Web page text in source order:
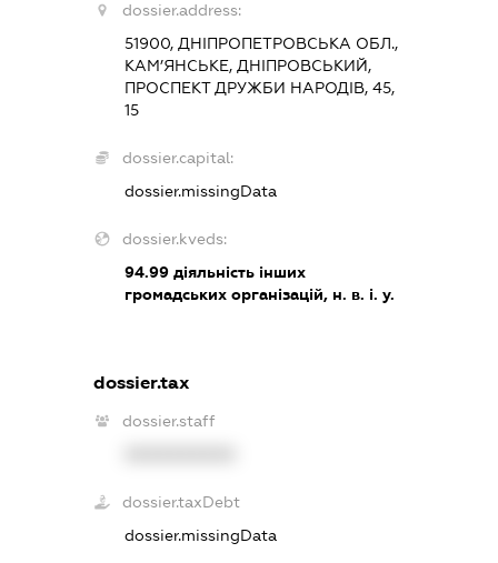
dossier.address:
51900, ДНІПРОПЕТРОВСЬКА ОБЛ.,
КАМ’ЯНСЬКЕ, ДНІПРОВСЬКИЙ,
ПРОСПЕКТ ДРУЖБИ НАРОДІВ, 45,
15
dossier.capital:
dossier.missingData
dossier.kveds:
94.99 діяльність інших
громадських організацій, н. в. і. у.
dossier.tax
dossier.staff
dossier.taxDebt
dossier.missingData